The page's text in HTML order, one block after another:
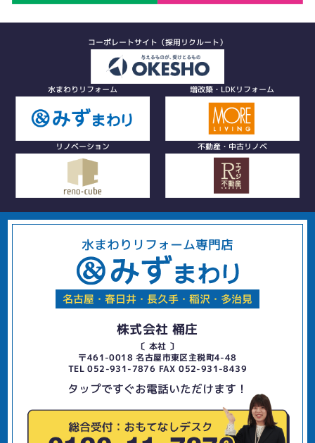
コーポレートサイト（採用リクルート）
水まわりリフォーム 増改築・LDKリフォーム
リノベーション 不動産・中古リノベ
水まわりリフォーム専門店
名古屋・春日井・長久手・稲沢・多治見
株式会社 桶庄
〔 本社 〕
〒461-0018 名古屋市東区主税町4-48
TEL 052-931-7876 FAX 052-931-8439
タップですぐお電話いただけます！